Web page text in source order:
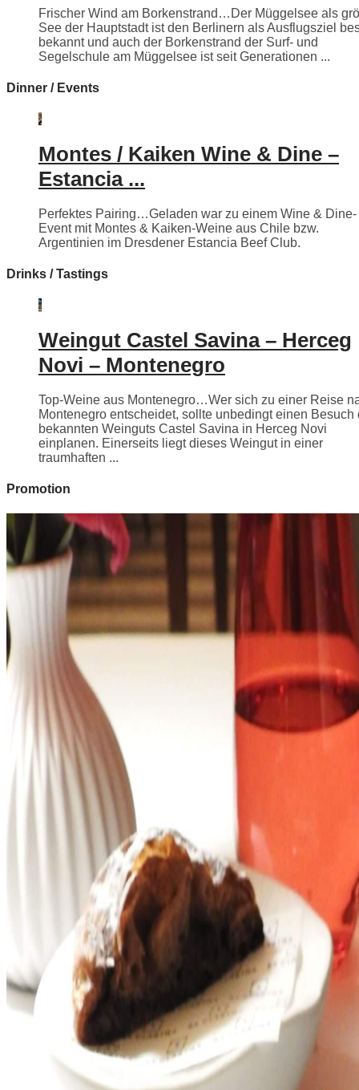
Frischer Wind am Borkenstrand…Der Müggelsee als
See der Hauptstadt ist den Berlinern als Ausflugsziel
bekannt und auch der Borkenstrand der Surf- und
Segelschule am Müggelsee ist seit Generationen ...
Dinner / Events
Montes / Kaiken Wine & Dine –
Estancia ...
Perfektes Pairing…Geladen war zu einem Wine & Dine-
Event mit Montes & Kaiken-Weine aus Chile bzw.
Argentinien im Dresdener Estancia Beef Club.
Drinks / Tastings
Weingut Castel Savina – Herceg
Novi – Montenegro
Top-Weine aus Montenegro…Wer sich zu einer Reise
Montenegro entscheidet, sollte unbedingt einen Besuch
bekannten Weinguts Castel Savina in Herceg Novi
einplanen. Einerseits liegt dieses Weingut in einer
traumhaften ...
Promotion